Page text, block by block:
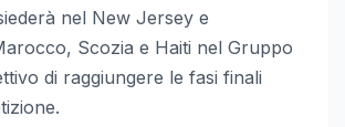
nel New Jersey e
Scozia e Haiti nel Gruppo
di raggiungere le fasi finali